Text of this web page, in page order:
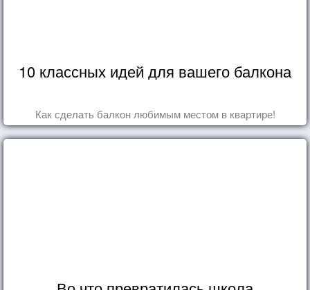
10 классных идей для вашего балкона
Как сделать балкон любимым местом в квартире!